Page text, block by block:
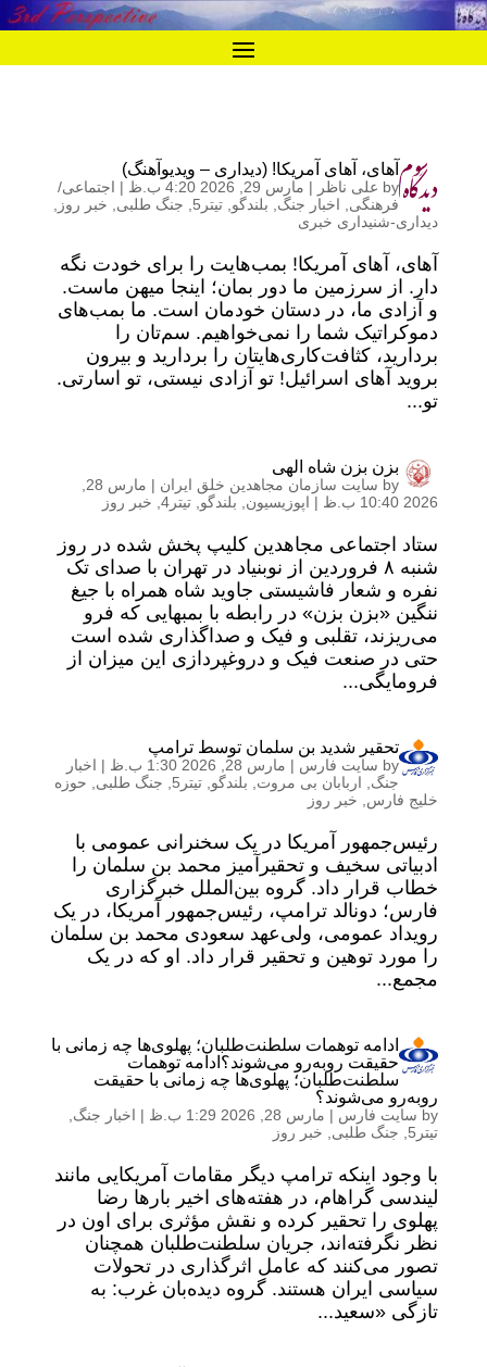
آهای، آهای آمریکا! (دیداری – ویدیوآهنگ)
by علی ناظر | مارس 29, 2026 4:20 ب.ظ | اجتماعی/
فرهنگی
اخبار جنگ بلندگو تیتر5 جنگ طلبی خبر روز
دیداری-شنیداری خبری
آهای، آهای آمریکا! بمب‌هایت را برای خودت نگه
دار. از سرزمین ما دور بمان؛ اینجا میهن ماست.
و آزادی ما، در دستان خودمان است. ما بمب‌های
دموکراتیک شما را نمی‌خواهیم. سم‌تان را
بردارید، کثافت‌کاری‌هایتان را بردارید و بیرون
بروید آهای اسرائیل! تو آزادی نیستی، تو اسارتی.
تو...
بزن بزن شاه الهی
by سایت سازمان مجاهدین خلق ایران |
2026 10:40 ب.ظ
| اپوزیسیون بلندگو تیتر4 , خبر روز
ستاد اجتماعی مجاهدین کلیپ پخش شده در روز
شنبه ۸ فروردین از نوبنیاد در تهران با صدای تک
نفره و شعار فاشیستی جاوید شاه همراه با جیغ
ننگین «بزن بزن» در رابطه با بمبهایی که فرو
می‌ریزند، تقلبی و فیک و صداگذاری شده است
حتی در صنعت فیک و دروغپردازی این میزان از
فرومایگی...
تحقیر شدید بن سلمان توسط ترامپ
by سایت فارس | مارس 28, 2026 1:30 ب.ظ | اخبار
جنگ
اربابان بی مروت بلندگو تیتر5 جنگ طلبی
حوزه
خلیج فارس
خبر روز
رئیس‌جمهور آمریکا در یک سخنرانی عمومی با
ادبیاتی سخیف و تحقیرآمیز محمد بن سلمان را
خطاب قرار داد. گروه بین‌الملل خبرگزاری
فارس؛ دونالد ترامپ، رئیس‌جمهور آمریکا، در یک
رویداد عمومی، ولی‌عهد سعودی محمد بن سلمان
را مورد توهین و تحقیر قرار داد. او که در یک
مجمع...
ادامه توهمات سلطنت‌طلبان؛ پهلوی‌ها چه زمانی با
حقیقت روبه‌رو می‌شوند؟ادامه توهمات
سلطنت‌طلبان؛ پهلوی‌ها چه زمانی با حقیقت
روبه‌رو می‌شوند؟
by سایت فارس | مارس 28, 2026 1:29 ب.ظ | اخبار جنگ
تیتر5
جنگ طلبی خبر روز
با وجود اینکه ترامپ دیگر مقامات آمریکایی مانند
لیندسی گراهام، در هفته‌های اخیر بارها رضا
پهلوی را تحقیر کرده و نقش مؤثری برای اون در
نظر نگرفته‌اند، جریان سلطنت‌طلبان همچنان
تصور می‌کنند که عامل اثرگذاری در تحولات
سیاسی ایران هستند. گروه دیده‌بان غرب: به
تازگی «سعید...